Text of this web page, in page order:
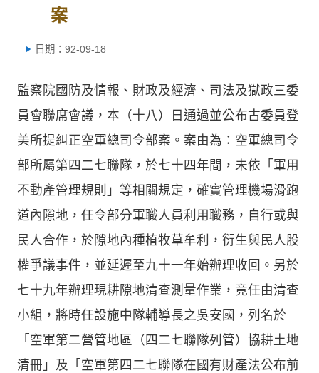
案
日期：92-09-18
監察院國防及情報、財政及經濟、司法及獄政三委
員會聯席會議，本（十八）日通過並公布古委員登
美所提糾正空軍總司令部案。案由為：空軍總司令
部所屬第四二七聯隊，於七十四年間，未依「軍用
不動產管理規則」等相關規定，確實管理機場滑跑
道內隙地，任令部分軍職人員利用職務，自行或與
民人合作，於隙地內種植牧草牟利，衍生與民人股
權爭議事件，並延遲至九十一年始辦理收回。另於
七十九年辦理現耕隙地清查測量作業，竟任由清查
小組，將時任設施中隊輔導長之吳安國，列名於
「空軍第二營管地區（四二七聯隊列管）協耕土地
清冊」及「空軍第四二七聯隊在國有財產法公布前